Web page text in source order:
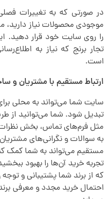
در صورتی که به تغییرات
موجودی محصولات نیاز دارید،
را روی سایت خود قرار دهید.
تجار برنج که نیاز به
است.
ارتباط مستقیم با مشتریان و
سایت شما می‌تواند به محلی
تبدیل شود. شما می‌توانید
مثل فرم‌های تماس، بخش
به سوالات و نگرانی‌های
مستقیم می‌تواند به شما کمک
تجربه خرید آن‌ها را بهبود
که از برند شما پشتیبانی و
احتمال خرید مجدد و معرفی